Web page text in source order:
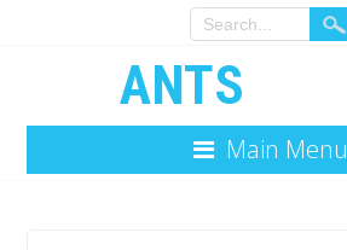
ANTS
Main Menu